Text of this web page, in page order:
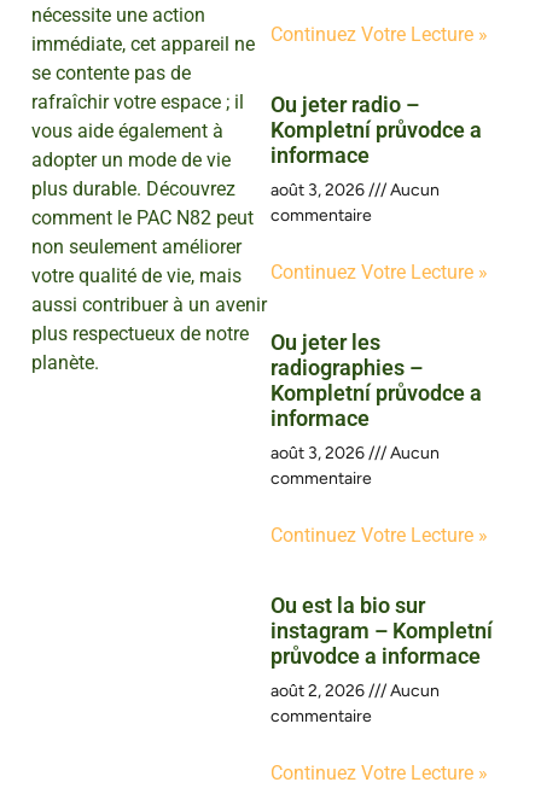
nécessite une action
immédiate, cet appareil ne
se contente pas de
rafraîchir votre espace ; il
vous aide également à
adopter un mode de vie
plus durable. Découvrez
comment le PAC N82 peut
non seulement améliorer
votre qualité de vie, mais
aussi contribuer à un avenir
plus respectueux de notre
planète.
Continuez Votre Lecture »
Ou jeter radio –
Kompletní průvodce a
informace
août 3, 2026
Aucun
commentaire
Continuez Votre Lecture »
Ou jeter les
radiographies –
Kompletní průvodce a
informace
août 3, 2026
Aucun
commentaire
Continuez Votre Lecture »
Ou est la bio sur
instagram – Kompletní
průvodce a informace
août 2, 2026
Aucun
commentaire
Continuez Votre Lecture »